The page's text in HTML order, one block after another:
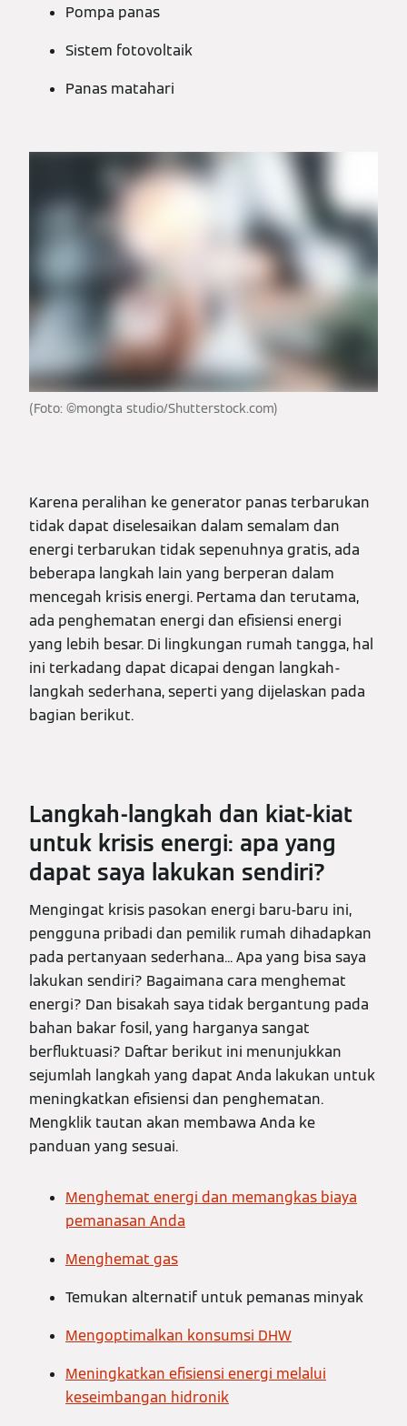
Pompa panas
Sistem fotovoltaik
Panas matahari
(Foto: ©mongta studio/Shutterstock.com)
Karena peralihan ke generator panas terbarukan
tidak dapat diselesaikan dalam semalam dan
energi terbarukan tidak sepenuhnya gratis, ada
beberapa langkah lain yang berperan dalam
mencegah krisis energi. Pertama dan terutama,
ada penghematan energi dan efisiensi energi
yang lebih besar. Di lingkungan rumah tangga, hal
ini terkadang dapat dicapai dengan langkah-
langkah sederhana, seperti yang dijelaskan pada
bagian berikut.
Langkah-langkah dan kiat-kiat
untuk krisis energi: apa yang
dapat saya lakukan sendiri?
Mengingat krisis pasokan energi baru-baru ini,
pengguna pribadi dan pemilik rumah dihadapkan
pada pertanyaan sederhana... Apa yang bisa saya
lakukan sendiri? Bagaimana cara menghemat
energi? Dan bisakah saya tidak bergantung pada
bahan bakar fosil, yang harganya sangat
berfluktuasi? Daftar berikut ini menunjukkan
sejumlah langkah yang dapat Anda lakukan untuk
meningkatkan efisiensi dan penghematan.
Mengklik tautan akan membawa Anda ke
panduan yang sesuai.
Menghemat energi dan memangkas biaya
pemanasan Anda
Menghemat gas
Temukan alternatif untuk pemanas minyak
Mengoptimalkan konsumsi DHW
Meningkatkan efisiensi energi melalui
keseimbangan hidronik